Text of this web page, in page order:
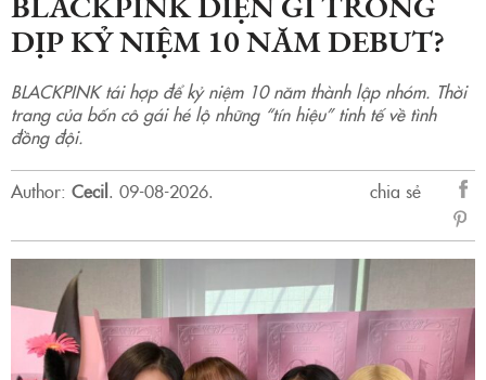
DỊP KỶ NIỆM 10 NĂM DEBUT?
BLACKPINK tái hợp để kỷ niệm 10 năm thành lập nhóm. Thời
trang của bốn cô gái hé lộ những “tín hiệu” tinh tế về tình
đồng đội.
Author: Cecil. 09-08-2026.
chia sẻ
sẻ